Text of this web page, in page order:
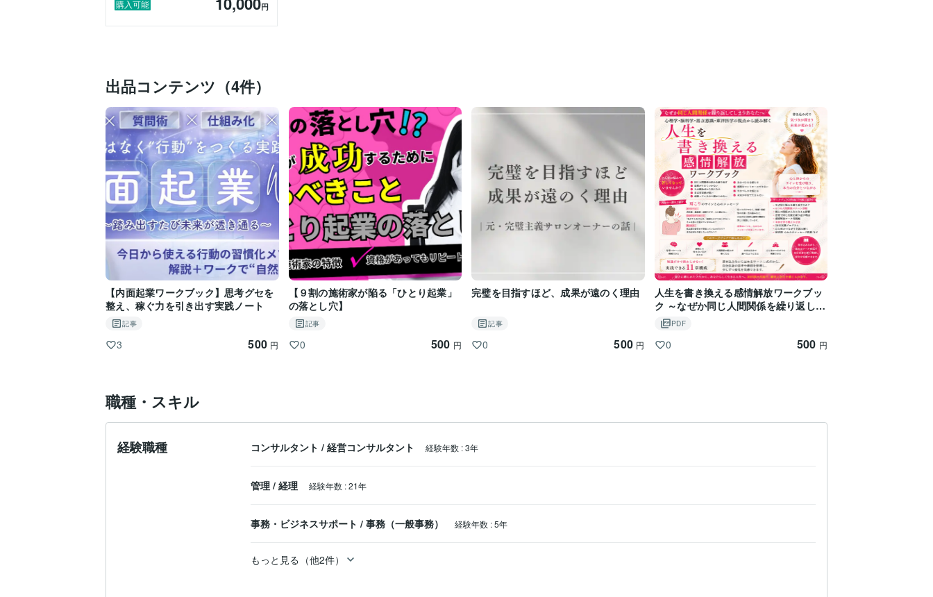
・タロット鑑定5,000名以上
・経理・販売職10年以上
・理学療法士のもとで身体について3年間学ぶ
⸻
【こんな方が相談に来られています】
・起業したいけれど何から始めればいいか分からない
・起業塾に入ったけれど方向性が決まらない
・商品やサービスがまとまらない
・自分の強みが分からない
・価格設定に自信がない
・一人で考えると堂々巡りになってしまう
・壁打ち相手が欲しい
実際にご相談いただく方も、このようなお悩みを抱えている方が多くいらっしゃいます。
まずはあなたの経験や想いを整理するところから始めます。
・強みの言語化
・商品設計
購入可能 円
出品コンテンツ（4件）
【内面起業ワークブック】思考グセを
整え、稼ぐ力を引き出す実践ノート
記事
3 500 円
【９割の施術家が陥る「ひとり起業」
の落とし穴】
記事
0 500 円
完璧を目指すほど、成果が遠のく理由
記事
0 500 円
人生を書き換える感情解放ワークブッ
ク ～なぜか同じ人間関係を繰り返して
しまうあなたへ～
PDF
0 500 円
職種・スキル
経験職種 コンサルタント / 経営コンサルタント 経験年数 :3年
管理 / 経理 経験年数 :21年
事務・ビジネスサポート / 事務（一般事務） 経験年数 :5年
もっと見る（他2件）